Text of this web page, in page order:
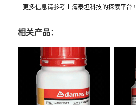
更多信息请参考上海泰坦科技的探索平台 !
相关产品：